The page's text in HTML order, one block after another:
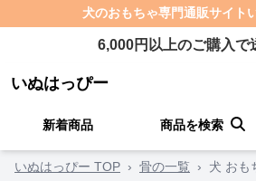
犬のおもちゃ専門通販サイト
6,000円以上のご購入で
いぬはっぴー
新着商品 商品を検索
いぬはっぴー TOP › 骨の一覧 › 犬 おも